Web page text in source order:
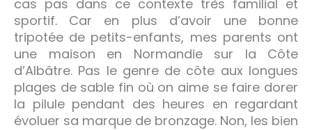
cas pas dans ce contexte très familial et
sportif. Car en plus d’avoir une bonne
tripotée de petits-enfants, mes parents ont
une maison en Normandie sur la Côte
d’Albâtre. Pas le genre de côte aux longues
plages de sable fin où on aime se faire dorer
la pilule pendant des heures en regardant
évoluer sa marque de bronzage. Non, les bien